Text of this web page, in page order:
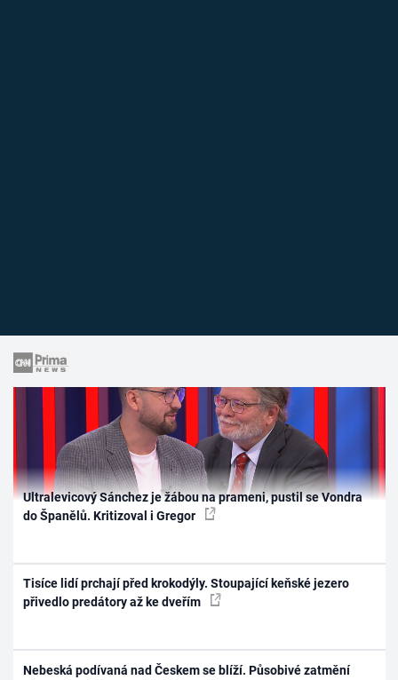
Ultralevicový Sánchez je žábou na prameni, pustil se Vondra
do Španělů. Kritizoval i Gregor
Tisíce lidí prchají před krokodýly. Stoupající keňské jezero
přivedlo predátory až ke dveřím
Nebeská podívaná nad Českem se blíží. Působivé zatmění